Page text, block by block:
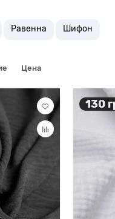
Равенна Шифон
Цена
130